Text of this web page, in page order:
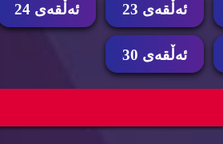
ئه‌ڵقه‌ی 23 ئه‌ڵقه‌ی 24
ئه‌ڵقه‌ی 30
زنجیره‌ درامای شمشێر و گوڵ ئه‌ڵقه‌ی 24